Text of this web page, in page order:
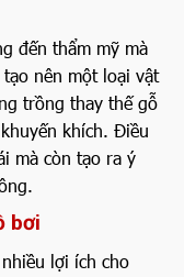
đến thẩm mỹ mà
nên một loại vật
trồng thay thế gỗ
khích. Điều
mà còn tạo ra ý
bơi
lợi ích cho